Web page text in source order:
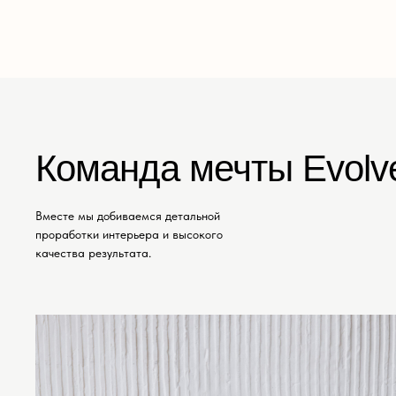
Команда мечты
Вместе мы добиваемся детальной
проработки интерьера и высокого
качества результата.